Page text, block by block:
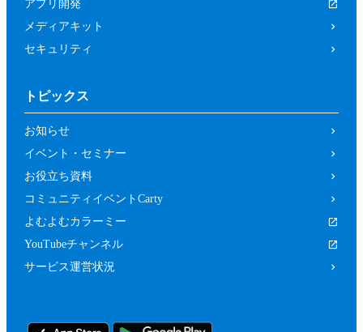
アプリ開発
メディアキット
セキュリティ
トピックス
お知らせ
イベント・セミナー
お役立ち資料
コミュニティイベントCarty
よむよむカラーミー
YouTubeチャンネル
サービス運営状況